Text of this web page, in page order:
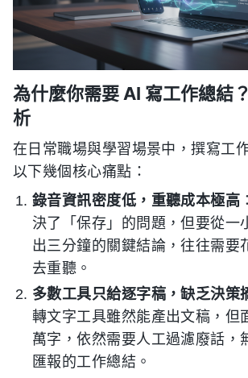
為什麼你需要 AI 寫工作總結
析
在日常職場與學習場景中，撰寫工
以下幾個核心痛點：
錄音資訊密度低，重聽成本極高
決了「保存」的問題，但要從一
出三分鐘的關鍵結論，往往需要
去重聽。
多數工具只給逐字稿，缺乏決策
轉文字工具雖然能產出文稿，但
萬字，依然需要人工過濾廢話，
匯報的工作總結。